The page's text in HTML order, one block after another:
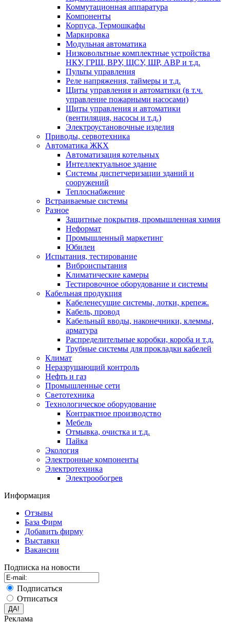
Коммутационная аппаратура
Компоненты
Корпуса, Термошкафы
Маркировка
Модульная автоматика
Низковольтные комплектные устройства
НКУ, ГРЩ, ВРУ, ЩСУ, ШР, АВР и т.д.
Пульты управления
Реле напряжения, таймеры и т.д.
Щиты управления и автоматики (в т.ч.
управление пожарными насосами)
Щиты управления и автоматики
(вентиляция, насосы и т.д.)
Электроустановочные изделия
Приводы, сервотехника
Автоматика ЖКХ
Автоматизация котельных
Интеллектуальное здание
Системы диспетчеризации зданий и
сооружений
Теплоснабжение
Встраиваемые системы
Разное
Защитные покрытия, промышленная химия
Неформат
Промышленный маркетинг
Юбилеи
Испытания, тестирование
Виброиспытания
Климатические камеры
Тестировочное оборудование и системы
Кабельная продукция
Кабеленесущие системы, лотки, крепеж.
Кабель, провод
Кабельный вводы, наконечники, клеммы,
арматура
Распределительные коробки, короба и т.д.
Трубные системы для прокладки кабелей
Климат
Неразрушающий контроль
Нефть и газ
Промышленные сети
Светотехника
Технологическое оборудование
Контрактное производство
Мебель
Отмывка, очистка и т.д.
Пайка
Экология
Электронные компоненты
Электротехника
Электрообогрев
Информация
Отзывы
База Фирм
Добавить фирму
Выставки
Вакансии
Подписка на новости
Подписаться
Отписаться
Реклама